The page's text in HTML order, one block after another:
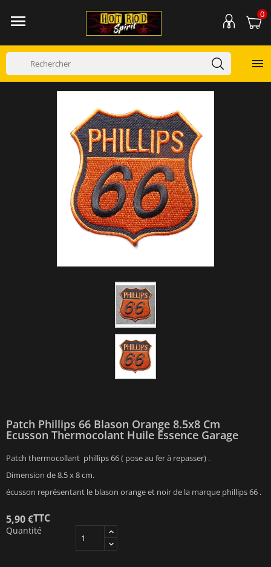
 0

Patch Phillips 66 Blason Orange 8.5x8 Cm
Ecusson Thermocolant Huile Essence Garage
Patch thermocollant phillips 66 ( pose au fer à repasser) .
Dimension de 8.5 x 8 cm.
écusson représentant le blason orange et noir de la marque phillips 66 .
5,90 €TTC
Quantité